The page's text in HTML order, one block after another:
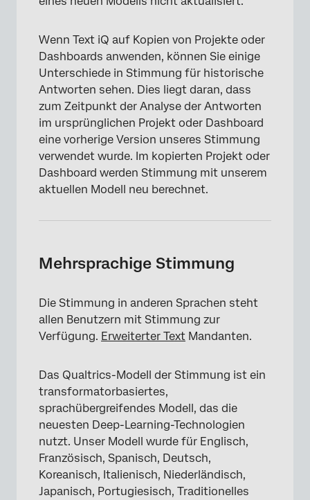
×
Wenn Text iQ auf Kopien von Projekte oder
Dashboards anwenden, können Sie einige
Unterschiede in Stimmung für historische
Antworten sehen. Dies liegt daran, dass
zum Zeitpunkt der Analyse der Antworten
im ursprünglichen Projekt oder Dashboard
eine vorherige Version unseres Stimmung
verwendet wurde. Im kopierten Projekt oder
Dashboard werden Stimmung mit unserem
aktuellen Modell neu berechnet.
Mehrsprachige Stimmung
Die Stimmung in anderen Sprachen steht
allen Benutzern mit Stimmung zur
Verfügung. Erweiterter Text Mandanten.
Das Qualtrics-Modell der Stimmung ist ein
transformatorbasiertes,
sprachübergreifendes Modell, das die
neuesten Deep-Learning-Technologien
nutzt. Unser Modell wurde für Englisch,
Französisch, Spanisch, Deutsch,
Koreanisch, Italienisch, Niederländisch,
Japanisch, Portugiesisch, Traditionelles